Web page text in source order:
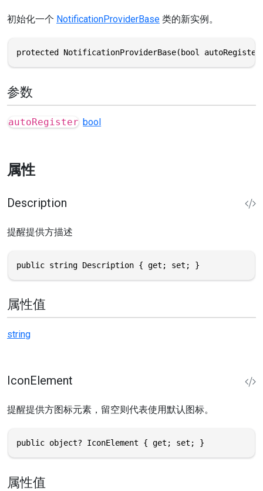
初始化一个 NotificationProviderBase 类的新实例。
protected NotificationProviderBase(bool
参数
autoRegister bool
属性
Description
提醒提供方描述
public string Description { get; set; }
属性值
string
IconElement
提醒提供方图标元素，留空则代表使用默认图标。
public object? IconElement { get; set; }
属性值